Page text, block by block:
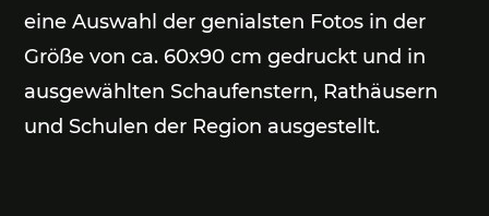
eine Auswahl der genialsten Fotos in der
Größe von ca. 60x90 cm gedruckt und in
ausgewählten Schaufenstern, Rathäusern
und Schulen der Region ausgestellt.